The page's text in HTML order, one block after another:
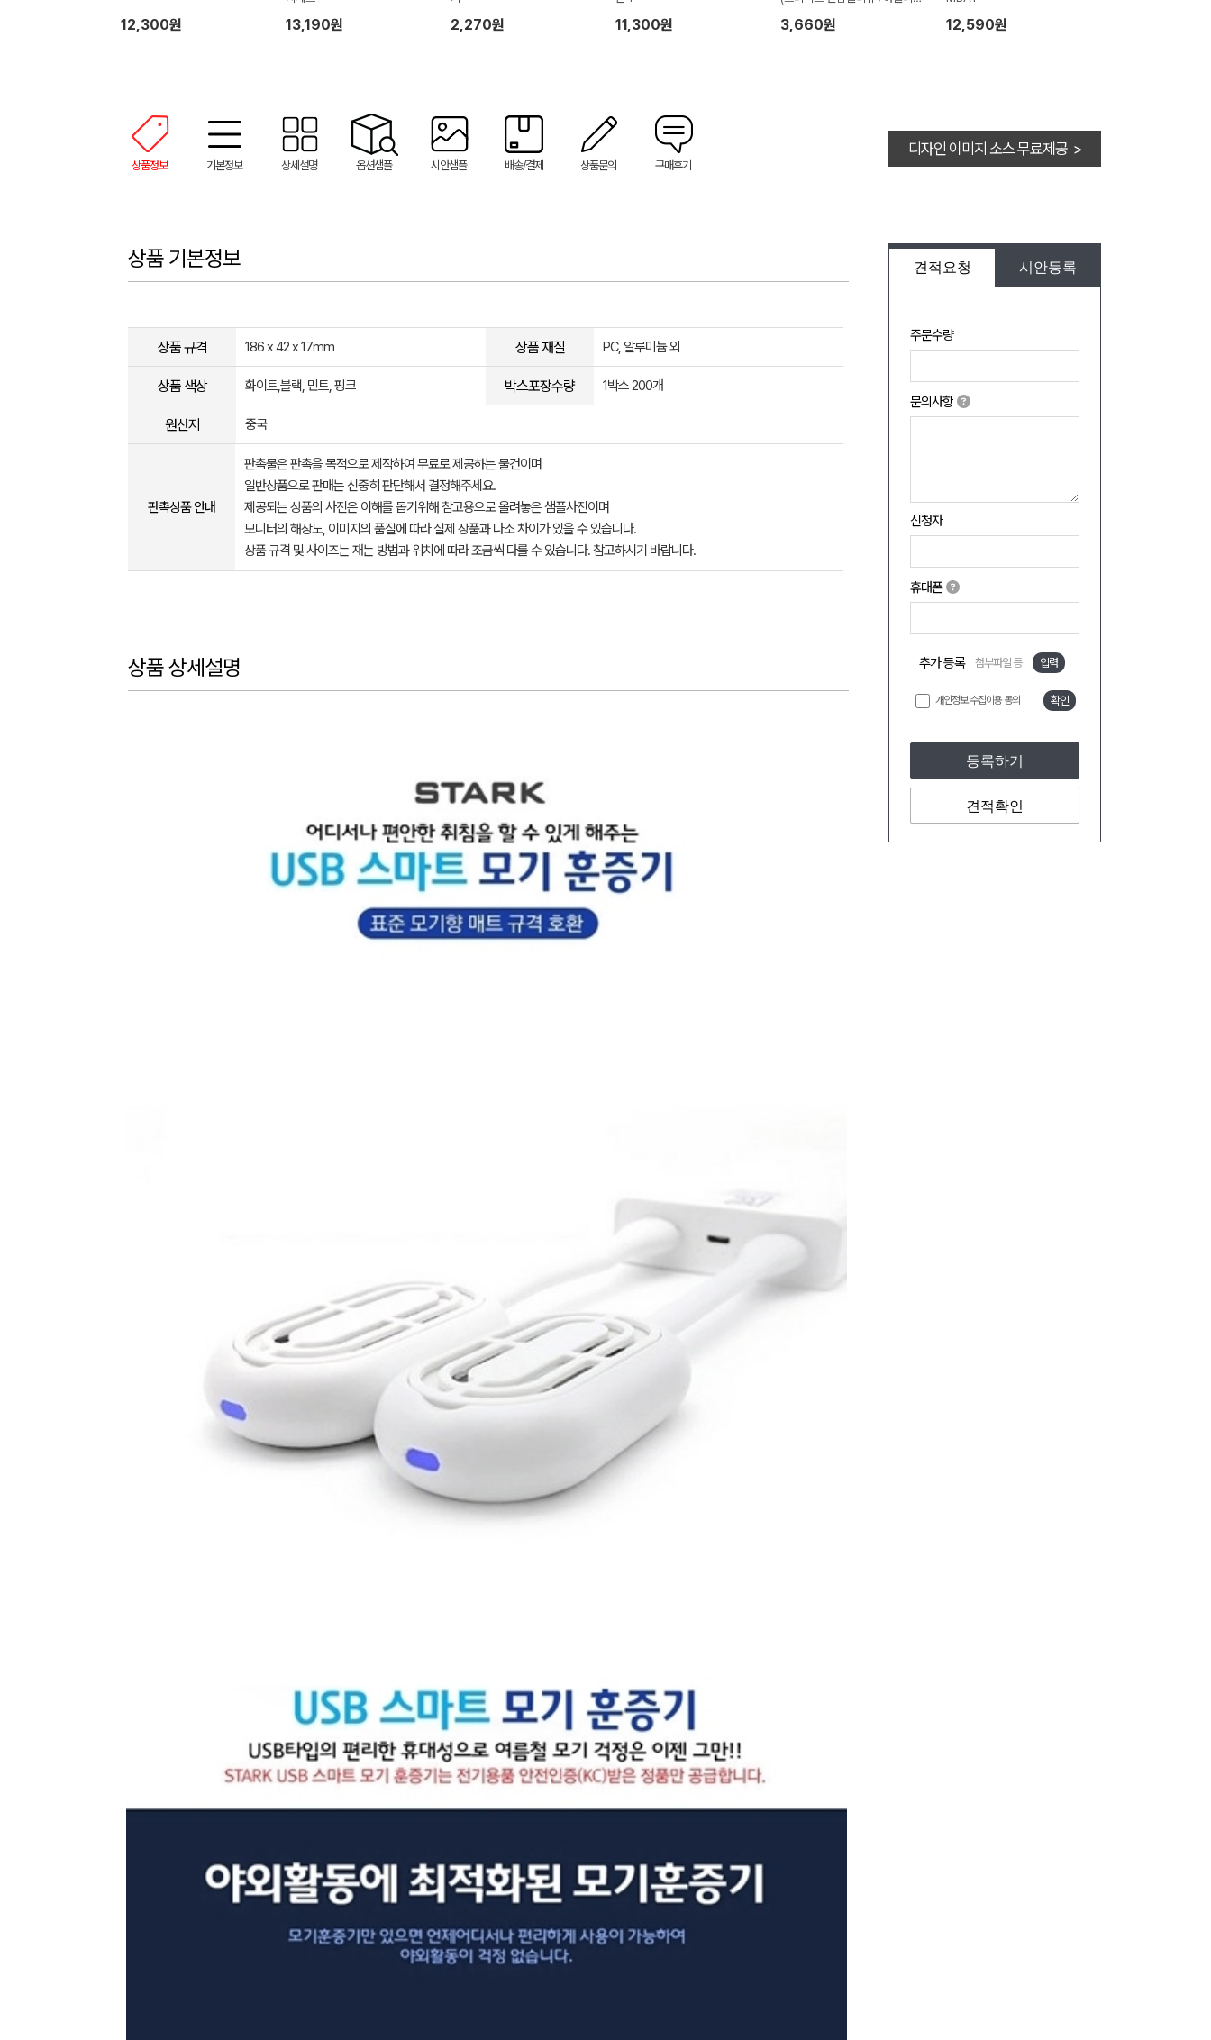
12,300원 13,190원 2,270원 11,300원
모기약)
3,660원 12,590원
상품정보 기본정보 상세설명 옵션샘플 시안샘플 배송/결제 상품문의 구매후기
디자인 이미지 소스 무료제공 >
견적요청 시안등록
주문수량
문의사항
신청자
휴대폰
추가 등록 첨부파일 등 입력
개인정보 수집이용 동의 확인
등록하기
견적확인
상품 기본정보
상품 규격 186 x 42 x 17mm 상품 재질 PC, 알루미늄 외
상품 색상 화이트,블랙, 민트, 핑크 박스포장수량 1박스 200개
원산지 중국
판촉상품 안내
판촉물은 판촉을 목적으로 제작하여 무료로 제공하는 물건이며
일반상품으로 판매는 신중히 판단해서 결정해주세요.
제공되는 상품의 사진은 이해를 돕기위해 참고용으로 올려놓은 샘플사진이며
모니터의 해상도, 이미지의 품질에 따라 실제 상품과 다소 차이가 있을 수 있습니다.
상품 규격 및 사이즈는 재는 방법과 위치에 따라 조금씩 다를 수 있습니다. 참고하시기 바랍니다.
상품 상세설명